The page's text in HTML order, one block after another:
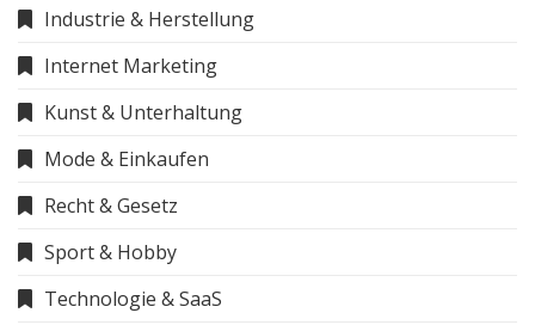
Industrie & Herstellung
Internet Marketing
Kunst & Unterhaltung
Mode & Einkaufen
Recht & Gesetz
Sport & Hobby
Technologie & SaaS